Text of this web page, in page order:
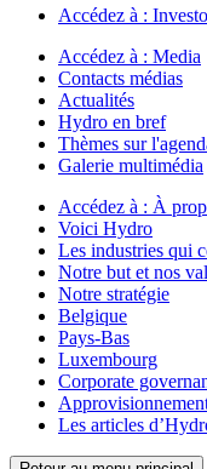
Accédez à :
Accédez à : Media
Contacts médias
Actualités
Hydro en bref
Thèmes sur
Galerie multimédia
Accédez à : À
Voici Hydro
Les industries qui
Notre but et nos
Notre stratégie
Belgique
Pays-Bas
Luxembourg
Corporate
Les articles